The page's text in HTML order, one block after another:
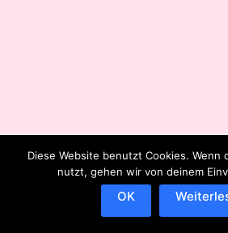
Diese Website benutzt Cookies. Wenn
nutzt, gehen wir von deinem
OK